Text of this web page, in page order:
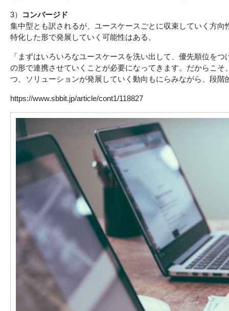
3）
コンバージド
集中型とも訳されるが、ユースケースごとに収束していく方
特化した形で発展していく可能性はある。
「まずはいろいろなユースケースを洗い出して、優先順位を
の形で連携させていくことが必要になってきます。だからこ
つ、ソリューションが発展していく動向もにらみながら、段
https://www.sbbit.jp/article/cont1/118827